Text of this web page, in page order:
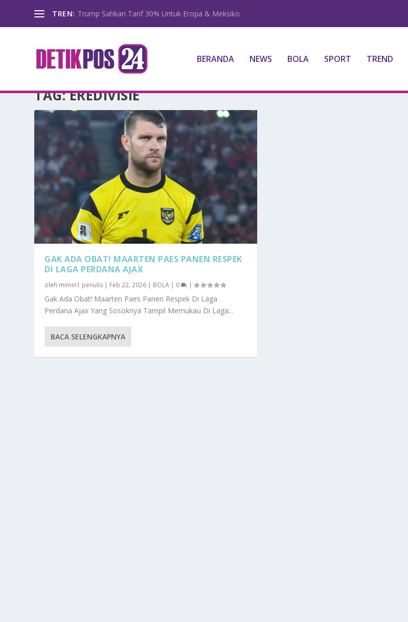
TREN: Trump Sahkan Tarif 30% Untuk Eropa & Meksiko
BERANDA NEWS BOLA SPORT TREND
TAG:EREDIVISIE
GAK ADA OBAT! MAARTEN PAES PANEN RESPEK
DI LAGA PERDANA AJAX
oleh mimin1 penulis | Feb 22, 2026 | BOLA | 0 |
Gak Ada Obat! Maarten Paes Panen Respek Di Laga
Perdana Ajax Yang Sosoknya Tampil Memukau Di Laga...
BACA SELENGKAPNYA